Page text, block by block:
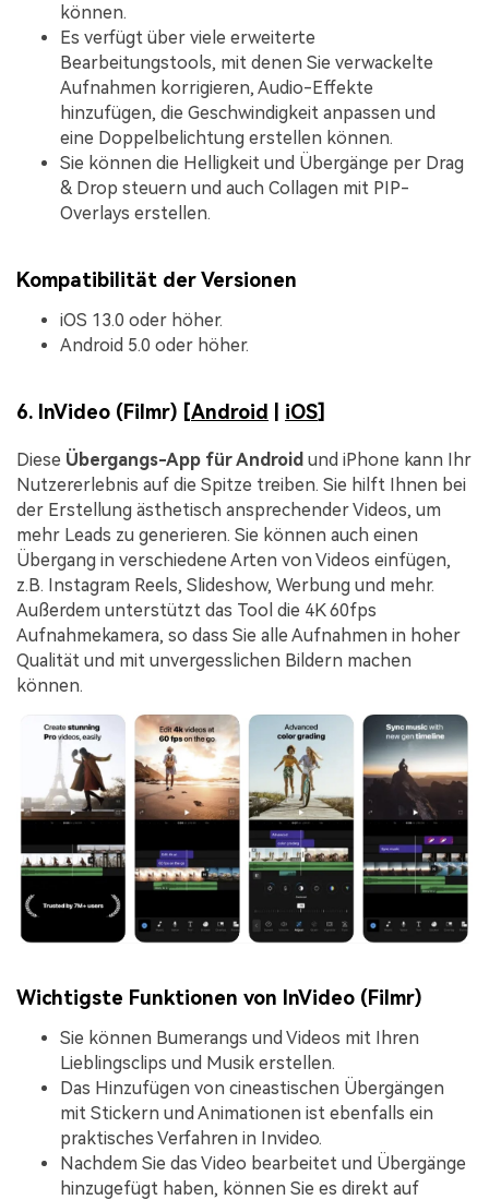
können.
Es verfügt über viele erweiterte
Bearbeitungstools, mit denen Sie verwackelte
Aufnahmen korrigieren, Audio-Effekte
hinzufügen, die Geschwindigkeit anpassen und
eine Doppelbelichtung erstellen können.
Sie können die Helligkeit und Übergänge per Drag
& Drop steuern und auch Collagen mit PIP-
Overlays erstellen.
Kompatibilität der Versionen
iOS 13.0 oder höher.
Android 5.0 oder höher.
6. InVideo (Filmr) [Android iOS]
Diese Übergangs-App für Android und iPhone kann Ihr
Nutzererlebnis auf die Spitze treiben. Sie hilft Ihnen bei
der Erstellung ästhetisch ansprechender Videos, um
mehr Leads zu generieren. Sie können auch einen
Übergang in verschiedene Arten von Videos einfügen,
z.B. Instagram Reels, Slideshow, Werbung und mehr.
Außerdem unterstützt das Tool die 4K 60fps
Aufnahmekamera, so dass Sie alle Aufnahmen in hoher
Qualität und mit unvergesslichen Bildern machen
können.
Wichtigste Funktionen von InVideo (Filmr)
Sie können Bumerangs und Videos mit Ihren
Lieblingsclips und Musik erstellen.
Das Hinzufügen von cineastischen Übergängen
mit Stickern und Animationen ist ebenfalls ein
praktisches Verfahren in Invideo.
Nachdem Sie das Video bearbeitet und Übergänge
hinzugefügt haben, können Sie es direkt auf